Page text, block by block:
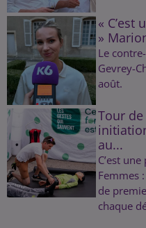
«
»
Le
Gevrey-
août.
Tour de
au...
C’est
Femmes
de
chaque